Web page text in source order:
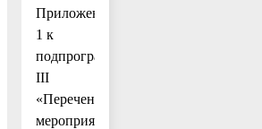
Приложение
1 к
подпрограмме
III
«Перечень
мероприятий